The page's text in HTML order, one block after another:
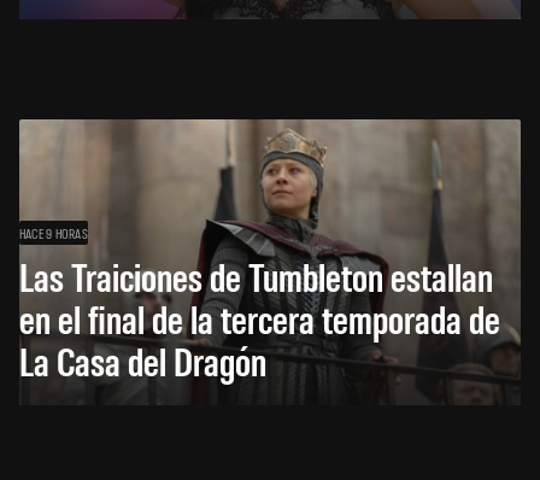
HACE 9 HORAS
Las Traiciones de Tumbleton estallan
en el final de la tercera temporada de
La Casa del Dragón